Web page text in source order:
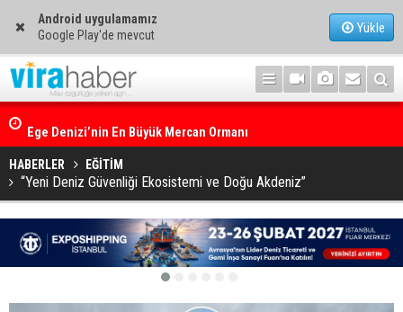
Android uygulamamız
Google Play'de mevcut
Yükle
Ege Denizi’nin En Büyük Mercan Ormanı
HABERLER EĞİTİM
“Yeni Deniz Güvenliği Ekosistemi ve Doğu Akdeniz”